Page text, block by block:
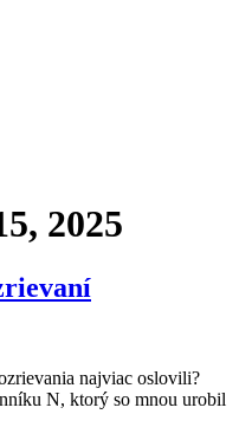
2025
najviac oslovili?
N, ktorý so mnou urobil